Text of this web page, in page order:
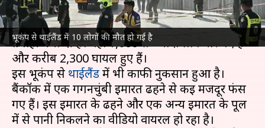
भूकंप से थाईलैंड में 10 लोगों की मौत हो गई है
क्या है खबर?
28 मार्च को आए 7.7 तीव्रता के भूकंप नेम्यांमारमें
तबाही मचा दी है। वहां 1,000 से ज्यादा लोग मारे गए हैं
और करीब 2,300 घायल हुए हैं।
इस भूकंप से थाईलैंडमें भी काफी नुकसान हुआ है।
बैंकॉक में एक गगनचुंबी इमारत ढहने से कई मजदूर फंस
गए हैं। इस इमारत के ढहने और एक अन्य इमारत के पूल
में से पानी निकलने का वीडियो वायरल हो रहा है।